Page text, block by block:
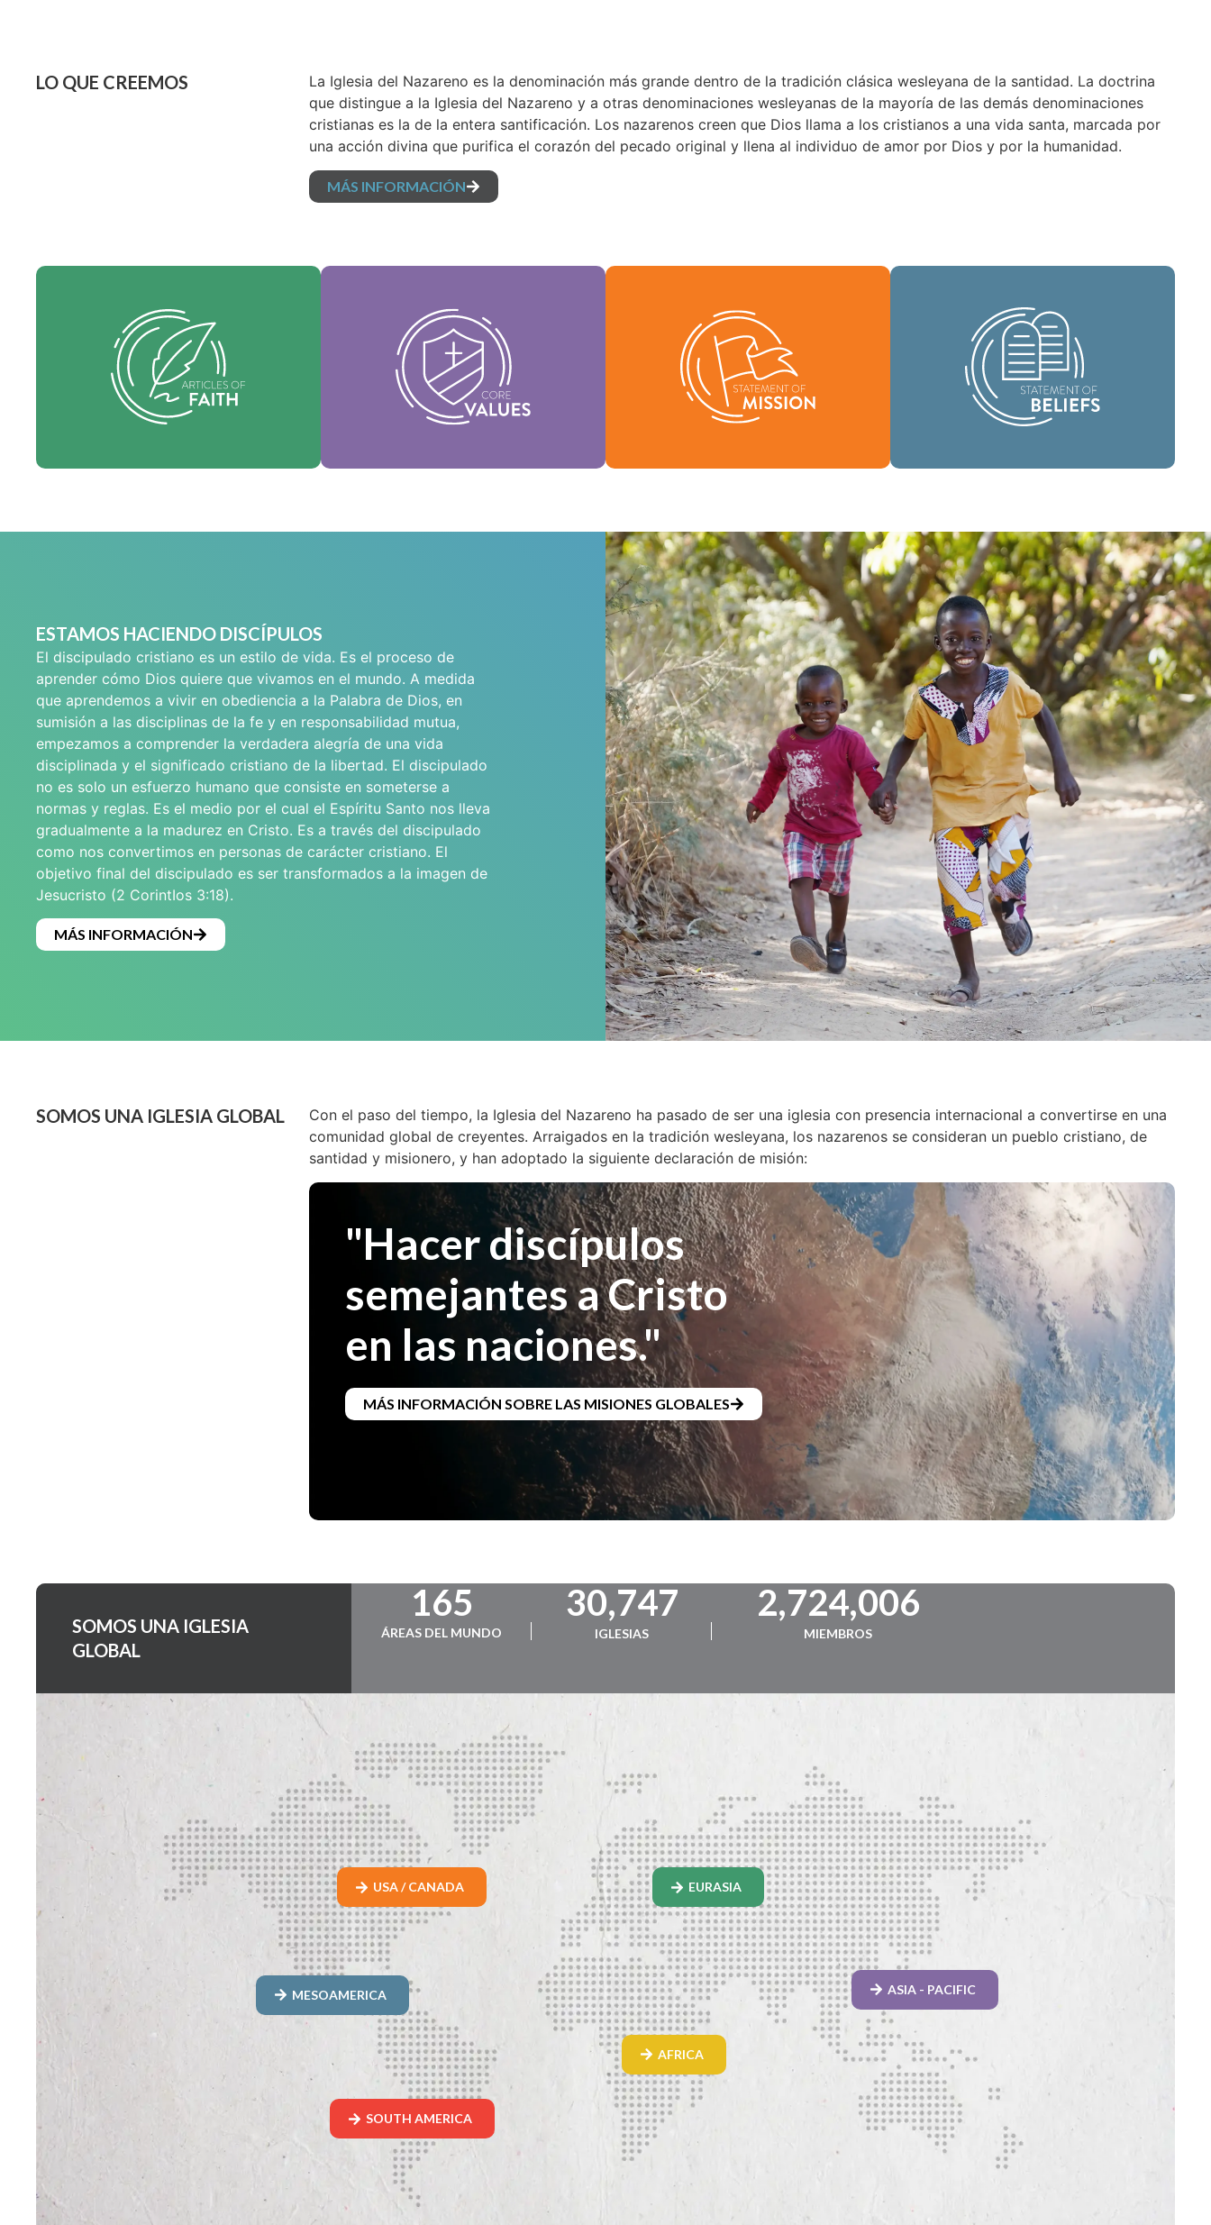
LO QUE CREEMOS
La Iglesia del Nazareno es la denominación más grande dentro de la tradición clásica wesleyana de la santidad. La doctrina
que distingue a la Iglesia del Nazareno y a otras denominaciones wesleyanas de la mayoría de las demás denominaciones
cristianas es la de la entera santificación. Los nazarenos creen que Dios llama a los cristianos a una vida santa, marcada por
una acción divina que purifica el corazón del pecado original y llena al individuo de amor por Dios y por la humanidad.
MÁS INFORMACIÓN
Nuestros Artículos de fe son nuestras
creencias fundamentales y establecen
las verdades esenciales que guían cada
área de práctica.
Fe
constituyen la esencia de nuestra
identidad, respaldan la visión de
nuestra denominación y ayudan a dar
forma a nuestra cultura.
Valores
Nuestra Declaración de Misión define
quiénes somos, por qué existimos y
nuestra razón de ser.
Misión
ha encomendado llevar las buenas
nuevas de vida en Cristo Jesús a las
personas de todas partes y difundir el
mensaje de la santidad bíblica por todo
el mundo.
ESTAMOS HACIENDO DISCÍPULOS
El discipulado cristiano es un estilo de vida. Es el proceso de
aprender cómo Dios quiere que vivamos en el mundo. A medida
que aprendemos a vivir en obediencia a la Palabra de Dios, en
sumisión a las disciplinas de la fe y en responsabilidad mutua,
empezamos a comprender la verdadera alegría de una vida
disciplinada y el significado cristiano de la libertad. El discipulado
no es solo un esfuerzo humano que consiste en someterse a
normas y reglas. Es el medio por el cual el Espíritu Santo nos lleva
gradualmente a la madurez en Cristo. Es a través del discipulado
como nos convertimos en personas de carácter cristiano. El
objetivo final del discipulado es ser transformados a la imagen de
Jesucristo (2 CorintIos 3:18).
MÁS INFORMACIÓN
SOMOS UNA IGLESIA GLOBAL
Con el paso del tiempo, la Iglesia del Nazareno ha pasado de ser una iglesia con presencia internacional a convertirse en una
comunidad global de creyentes. Arraigados en la tradición wesleyana, los nazarenos se consideran un pueblo cristiano, de
santidad y misionero, y han adoptado la siguiente declaración de misión:
"Hacer discípulos
semejantes a Cristo
en las naciones."
MÁS INFORMACIÓN SOBRE LAS MISIONES GLOBALES
SOMOS UNA IGLESIA
GLOBAL
165
ÁREAS DEL MUNDO
30,747
IGLESIAS
2,724,006
MIEMBROS
USA / CANADA
MESOAMERICA
SOUTH AMERICA
EURASIA
AFRICA
ASIA - PACIFIC